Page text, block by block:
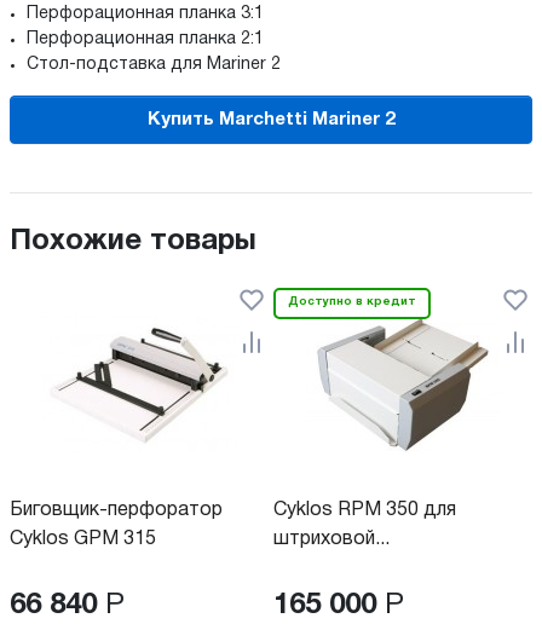
Перфорационная планка 3:1
Перфорационная планка 2:1
Стол-подставка для Mariner 2
Купить Marchetti Mariner 2
Похожие товары
Биговщик-перфоратор
Cyklos GPM 315
66 840 Р
Доступно в кредит
Cyklos RPM 350 для
штриховой...
165 000 Р